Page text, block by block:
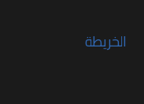
الخريطة